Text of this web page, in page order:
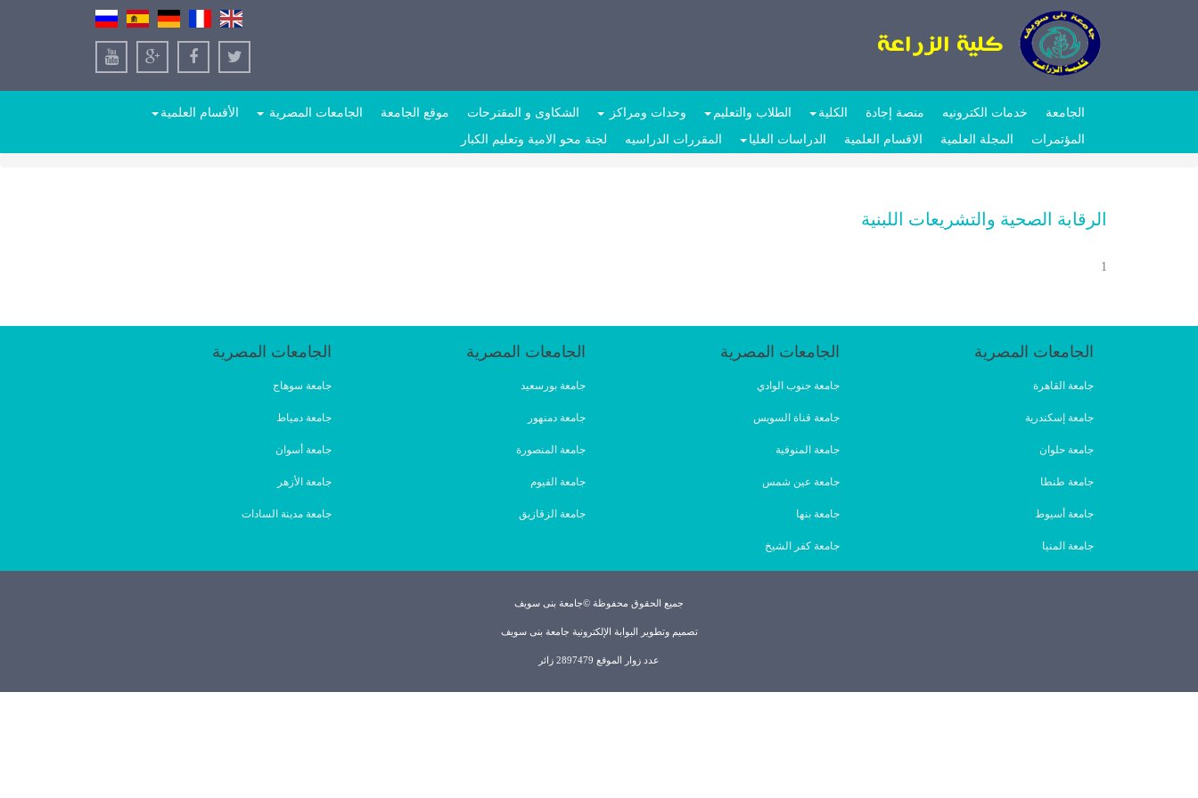
الجامعة خدمات الكترونيه منصة إجادة الكلية الطلاب والتعليم وحدات ومراكز الشكاوى و المقترحات موقع الجامعة الجامعات المصرية
الأقسام العلمية
المؤتمرات
المجلة العلمية الاقسام العلمية الدراسات العليا المقررات الدراسيه لجنة محو الامية وتعليم الكبار
الرقابة الصحية والتشريعات اللبنية
1
الجامعات المصرية
جامعة القاهرة
جامعة إسكندرية
جامعة حلوان
جامعة طنطا
جامعة أسيوط
جامعة المنيا
الجامعات المصرية
جامعة جنوب الوادي
جامعة قناة السويس
جامعة المنوفية
جامعة عين شمس
جامعة بنها
جامعة كفر الشيخ
الجامعات المصرية
جامعة بورسعيد
جامعة دمنهور
جامعة المنصورة
جامعة الفيوم
جامعة الزقازيق
الجامعات المصرية
جامعة سوهاج
جامعة دمياط
جامعة أسوان
جامعة الأزهر
جامعة مدينة السادات
جميع الحقوق محفوظة ©جامعة بنى سويف
تصميم وتطوير البوابة الإلكترونية جامعة بنى سويف
عدد زوار الموقع 2897479 زائر